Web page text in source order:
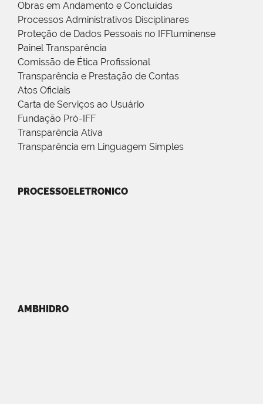
Obras em Andamento e Concluídas
Processos Administrativos Disciplinares
Proteção de Dados Pessoais no IFFluminense
Painel Transparência
Comissão de Ética Profissional
Transparência e Prestação de Contas
Atos Oficiais
Carta de Serviços ao Usuário
Fundação Pró-IFF
Transparência Ativa
Transparência em Linguagem Simples
PROCESSOELETRONICO
AMBHIDRO